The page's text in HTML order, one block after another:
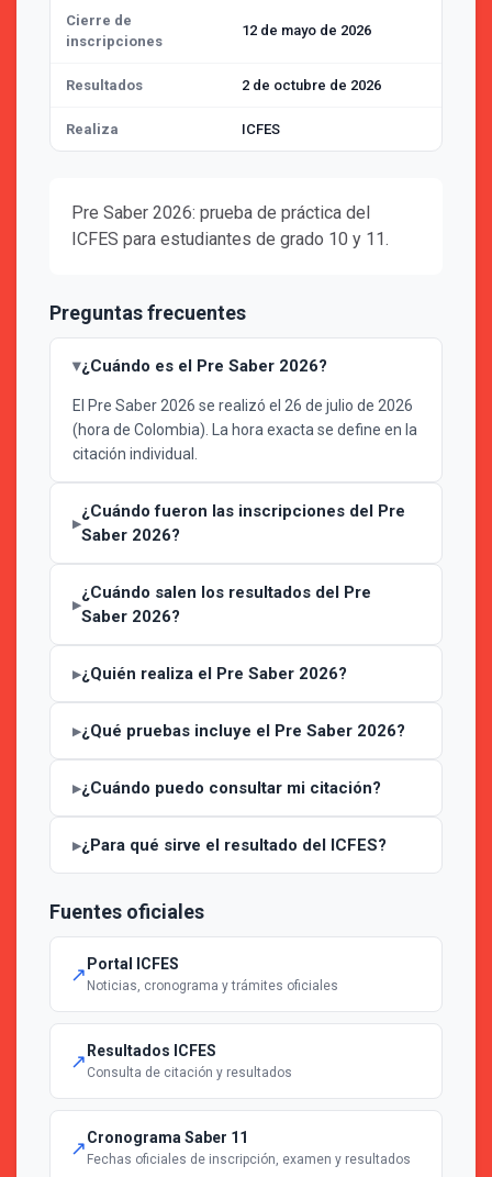
Cierre de
inscripciones
12 de mayo de 2026
Resultados 2 de octubre de 2026
Realiza ICFES
Pre Saber 2026: prueba de práctica del
ICFES para estudiantes de grado 10 y 11.
Preguntas frecuentes
¿Cuándo es el Pre Saber 2026?
El Pre Saber 2026 se realizó el 26 de julio de 2026
(hora de Colombia). La hora exacta se define en la
citación individual.
¿Cuándo fueron las inscripciones del Pre
Saber 2026?
¿Cuándo salen los resultados del Pre
Saber 2026?
¿Quién realiza el Pre Saber 2026?
¿Qué pruebas incluye el Pre Saber 2026?
¿Cuándo puedo consultar mi citación?
¿Para qué sirve el resultado del ICFES?
Fuentes oficiales
↗ Portal ICFES
Noticias, cronograma y trámites oficiales
↗ Resultados ICFES
Consulta de citación y resultados
↗Cronograma Saber 11
Fechas oficiales de inscripción, examen y resultados